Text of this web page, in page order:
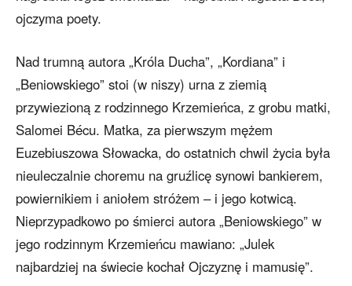
ojczyma poety.
Nad trumną autora „Króla Ducha”, „Kordiana” i
„Beniowskiego” stoi (w niszy) urna z ziemią
przywiezioną z rodzinnego Krzemieńca, z grobu matki,
Salomei Bécu. Matka, za pierwszym mężem
Euzebiuszowa Słowacka, do ostatnich chwil życia była
nieuleczalnie choremu na gruźlicę synowi bankierem,
powiernikiem i aniołem stróżem – i jego kotwicą.
Nieprzypadkowo po śmierci autora „Beniowskiego” w
jego rodzinnym Krzemieńcu mawiano: „Julek
najbardziej na świecie kochał Ojczyznę i mamusię”.